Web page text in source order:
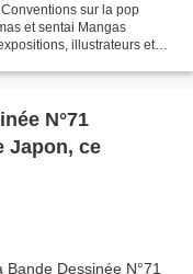
sur la pop
et sentai Mangas
illustrateurs et
N°71
Japon, ce